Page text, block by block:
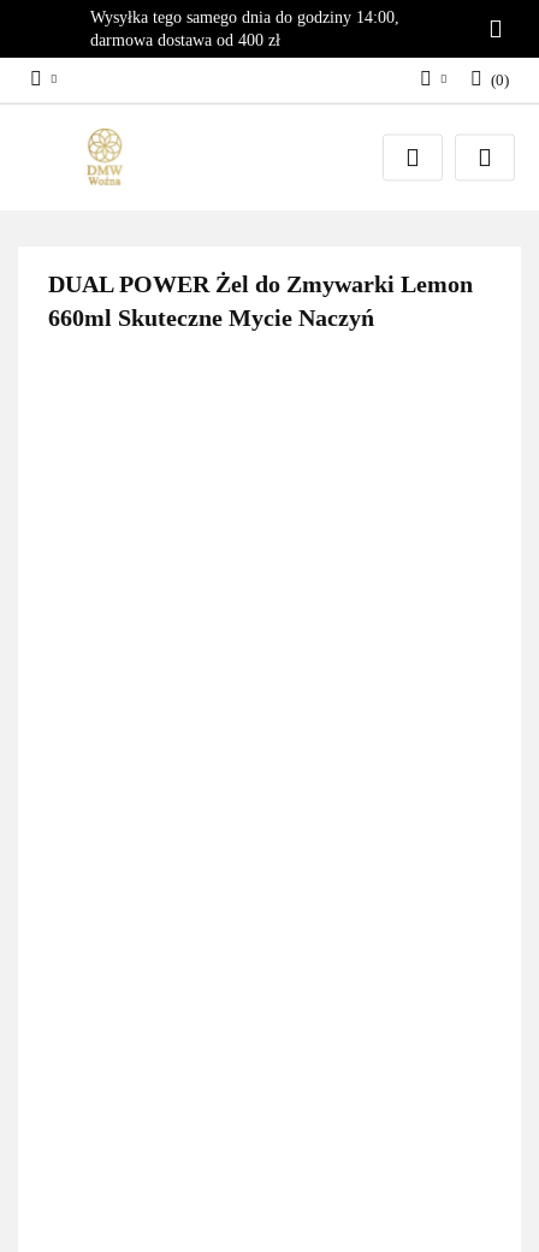
Wysyłka tego samego dnia do godziny 14:00,
darmowa dostawa od 400 zł
Zaloguj się
Załóż konto
(0)
DUAL POWER Żel do Zmywarki Lemon
660ml Skuteczne Mycie Naczyń